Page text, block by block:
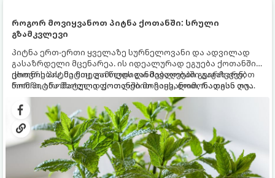
როგორ მოვიყვანოთ პიტნა ქოთანში: სრული
გზამკვლევი
პიტნა ერთ-ერთი ყველაზე სურნელოვანი და ადვილად
გასაზრდელი მცენარეა. ის იდეალურად ეგუება ქოთანში
ცხოვრებას, მეტიც, გამოცდილი მებაღეები გვირჩევენ,
რომ პიტნა მხოლოდ ქოთანში მოვიყვანოთ, რადგან ღია
გრუნტში (ბაღში) დარგვისას ის ფესვებით ძალიან
სწრაფად ვრცელდება და სხვა მცენარეებს ავიწროებს.
ქოთნის პიტნა მთელი წლის განმავლობაში გაგახარებთ
ნორჩი, არომატული ფოთლებით ჩაის, ლიმონათისა თუ
კერძებისთვის.